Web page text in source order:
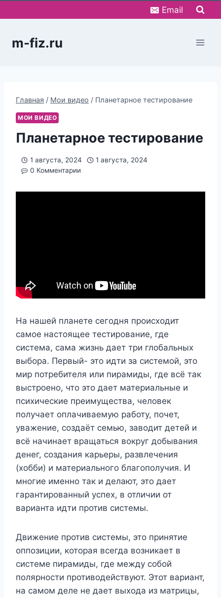
к
Email
m-fiz.ru
Главная / Мои видео / Планетарное тестирование
МОИ ВИДЕО
Планетарное тестирование
1 августа, 2024
1 августа, 2024
0 Комментарии
На нашей планете сегодня происходит
самое настоящее тестирование, где
система, сама жизнь дает три глобальных
выбора. Первый- это идти за системой, это
мир потребителя или пирамиды, где всё так
выстроено, что это дает материальные и
психические преимущества, человек
получает оплачиваемую работу, почет,
уважение, создаёт семью, заводит детей и
всё начинает вращаться вокруг добывания
денег, создания карьеры, развлечения
(хобби) и материального благополучия. И
многие именно так и делают, это дает
гарантированный успех, в отличии от
варианта идти против системы.
Движение против системы, это принятие
оппозиции, которая всегда возникает в
системе пирамиды, где между собой
полярности противодействуют. Этот вариант,
на самом деле не дает выхода из матрицы,